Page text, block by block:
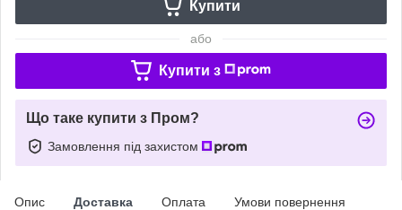
Купити
або
Купити з
Що таке купити з Пром?
Замовлення під захистом
Опис Доставка Оплата Умови повернення